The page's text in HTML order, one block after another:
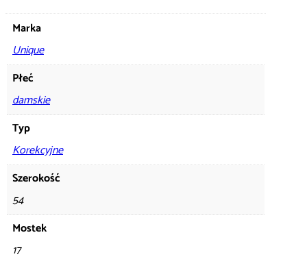
Marka
Unique
Płeć
damskie
Typ
Korekcyjne
Szerokość
54
Mostek
17